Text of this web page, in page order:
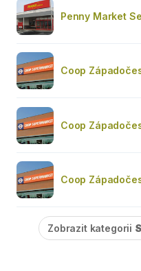
Penny Market
Coop
Coop
Coop
Zobrazit kategorii